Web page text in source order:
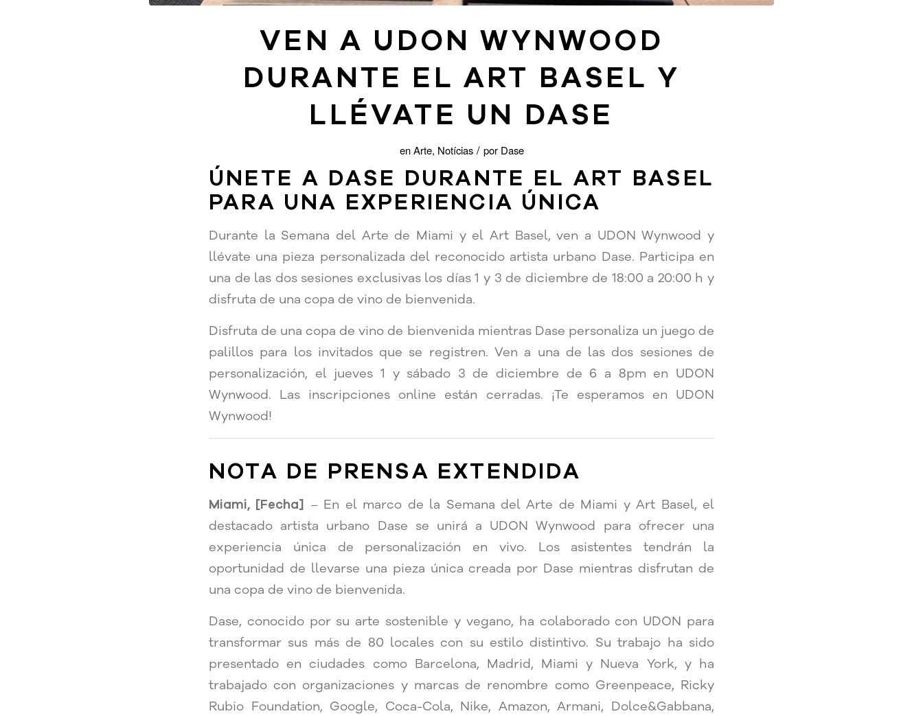
VEN A UDON WYNWOOD
DURANTE EL ART BASEL Y
LLÉVATE UN DASE
enArte, Notícias / por Dase
ÚNETE A DASE DURANTE EL ART BASEL
PARA UNA EXPERIENCIA ÚNICA
Durante la Semana del Arte de Miami y el Art Basel, ven a UDON Wynwood y
llévate una pieza personalizada del reconocido artista urbano Dase. Participa en
una de las dos sesiones exclusivas los días 1 y 3 de diciembre de 18:00 a 20:00 h y
disfruta de una copa de vino de bienvenida.
Disfruta de una copa de vino de bienvenida mientras Dase personaliza un juego de
palillos para los invitados que se registren. Ven a una de las dos sesiones de
personalización, el jueves 1 y sábado 3 de diciembre de 6 a 8pm en UDON
Wynwood. Las inscripciones online están cerradas. ¡Te esperamos en UDON
Wynwood!
NOTA DE PRENSA EXTENDIDA
Miami, [Fecha] – En el marco de la Semana del Arte de Miami y Art Basel, el
destacado artista urbano Dase se unirá a UDON Wynwood para ofrecer una
experiencia única de personalización en vivo. Los asistentes tendrán la
oportunidad de llevarse una pieza única creada por Dase mientras disfrutan de
una copa de vino de bienvenida.
Dase, conocido por su arte sostenible y vegano, ha colaborado con UDON para
transformar sus más de 80 locales con su estilo distintivo. Su trabajo ha sido
presentado en ciudades como Barcelona, Madrid, Miami y Nueva York, y ha
trabajado con organizaciones y marcas de renombre como Greenpeace, Ricky
Rubio Foundation, Google, Coca-Cola, Nike, Amazon, Armani, Dolce&Gabbana,